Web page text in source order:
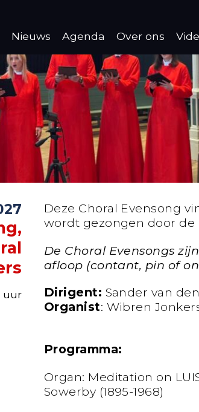
Nieuws Agenda Over ons
uur
Deze Choral Evensong
wordt gezongen door de
De Choral Evensongs
afloop (contant, pin of
Dirigent: Sander van
Organist: Wibren
Programma:
Organ: Meditation on
Sowerby (1895-1968)